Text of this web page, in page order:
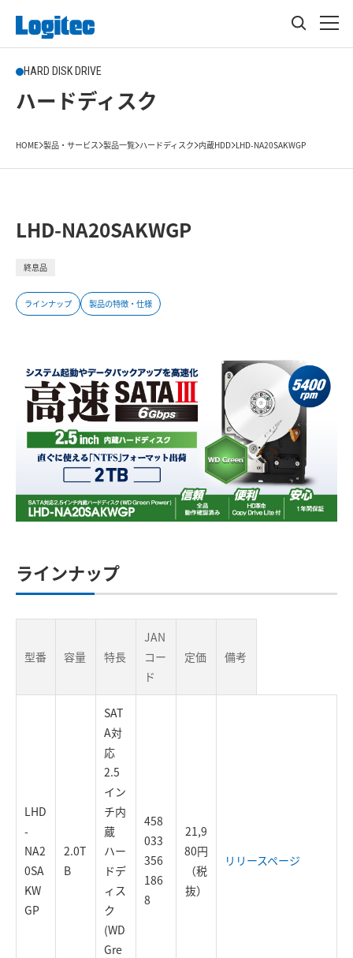
HARD DISK DRIVE
ハードディスク
HOME 製品・サービス 製品一覧 ハードディスク 内蔵HDD LHD-NA20SAKWGP
LHD-NA20SAKWGP
終息品
ラインナップ 製品の特徴・仕様
ラインナップ
型番 容量 特長
JAN
コー
ド
定価 備考
LHD
-
NA2
0SA
KW
GP
2.0T
B
SAT
A対
応
2.5
イン
チ内
蔵
ハー
ドデ
ィス
ク
(WD
Gre
458
033
356
186
8
21,9
80円
（税
抜）
リリースページ